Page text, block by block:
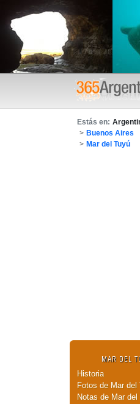
Estás en:
> Buenos Aires
> Mar del Tuyú
MAR DEL
Historia
Fotos de Mar del
Notas de Mar del